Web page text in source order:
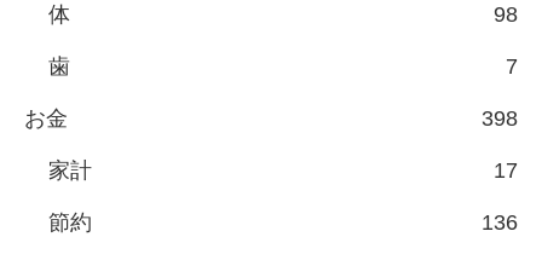
体 98
歯 7
お金 398
家計 17
節約 136